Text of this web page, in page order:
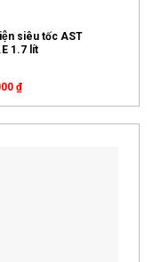
siêu tốc AST
1.7 lít
₫